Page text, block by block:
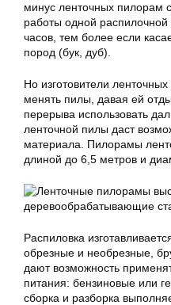
минус ленточных пилорам
работы одной
часов, тем более если
пород (бук, дуб).
Но изготовители
менять пилы, давая ей
перерыва использовать
ленточной пилы даст
материала. Пилорамы
длиной до 6,5 метров и
Распиловка
обрезные и необрезные,
дают возможность
питания: бензиновые или
сборка и разборка